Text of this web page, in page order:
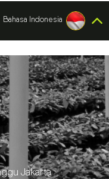
Bahasa Indonesia
Jakarta